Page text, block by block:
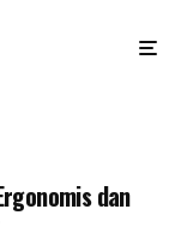
dan